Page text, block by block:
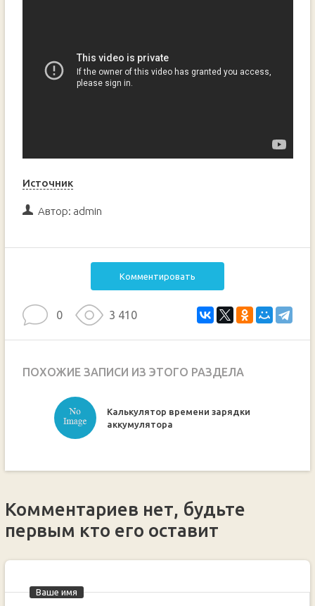
Источник
Автор: admin
Комментировать
0 3 410
ПОХОЖИЕ ЗАПИСИ ИЗ ЭТОГО РАЗДЕЛА
Калькулятор времени зарядки
аккумулятора
Комментариев нет, будьте
первым кто его оставит
Ваше имя